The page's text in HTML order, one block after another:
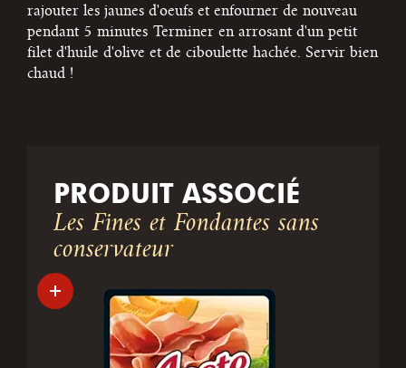
rajouter les jaunes d'oeufs et enfourner de nouveau
pendant 5 minutes Terminer en arrosant d'un petit
filet d'huile d'olive et de ciboulette hachée. Servir bien
chaud !
PRODUIT ASSOCIÉ
Les Fines et Fondantes sans
conservateur